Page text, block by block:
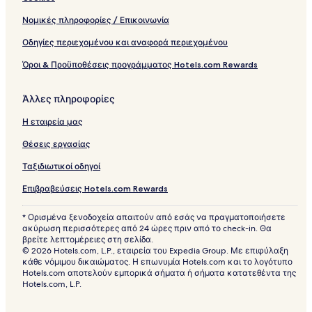
l
t
s
O
l
Νομικές πληροφορίες / Επικοινωνία
Οδηγίες περιεχομένου και αναφορά περιεχομένου
Όροι & Προϋποθέσεις προγράμματος Hotels.com Rewards
Άλλες πληροφορίες
Η εταιρεία μας
Θέσεις εργασίας
Ταξιδιωτικοί οδηγοί
Επιβραβεύσεις Hotels.com Rewards
* Ορισμένα ξενοδοχεία απαιτούν από εσάς να πραγματοποιήσετε
ακύρωση περισσότερες από 24 ώρες πριν από το check-in. Θα
βρείτε λεπτομέρειες στη σελίδα.
© 2026 Hotels.com, L.P., εταιρεία του Expedia Group. Με επιφύλαξη
κάθε νόμιμου δικαιώματος. Η επωνυμία Hotels.com και το λογότυπο
Hotels.com αποτελούν εμπορικά σήματα ή σήματα κατατεθέντα της
Hotels.com, L.P.